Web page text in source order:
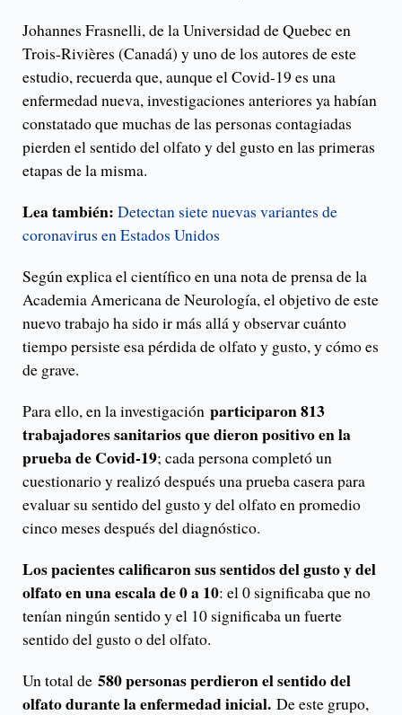
Johannes Frasnelli, de la Universidad de Quebec en
Trois-Rivières (Canadá) y uno de los autores de este
estudio, recuerda que, aunque el Covid-19 es una
enfermedad nueva, investigaciones anteriores ya habían
constatado que muchas de las personas contagiadas
pierden el sentido del olfato y del gusto en las primeras
etapas de la misma.
Lea también: Detectan siete nuevas variantes de
coronavirus en Estados Unidos
Según explica el científico en una nota de prensa de la
Academia Americana de Neurología, el objetivo de este
nuevo trabajo ha sido ir más allá y observar cuánto
tiempo persiste esa pérdida de olfato y gusto, y cómo es
de grave.
Para ello, en la investigación participaron 813
trabajadores sanitarios que dieron positivo en la
prueba de Covid-19; cada persona completó un
cuestionario y realizó después una prueba casera para
evaluar su sentido del gusto y del olfato en promedio
cinco meses después del diagnóstico.
Los pacientes calificaron sus sentidos del gusto y del
olfato en una escala de 0 a 10: el 0 significaba que no
tenían ningún sentido y el 10 significaba un fuerte
sentido del gusto o del olfato.
Un total de 580 personas perdieron el sentido del
olfato durante la enfermedad inicial. De este grupo,